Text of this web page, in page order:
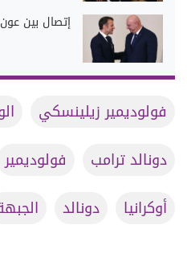
إتصال بين
فولوديمير زيلينسكي
دونالد ترامب
فولوديمير
أوكرانيا
دونالد